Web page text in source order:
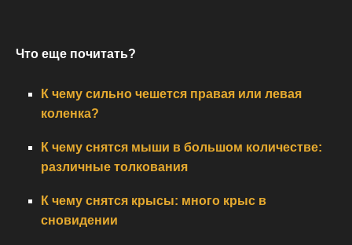
Что еще почитать?
К чему сильно чешется правая или левая
коленка?
К чему снятся мыши в большом количестве:
различные толкования
К чему снятся крысы: много крыс в
сновидении